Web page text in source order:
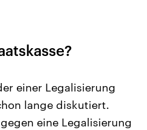
einer Legalisierung
lange diskutiert.
eine Legalisierung